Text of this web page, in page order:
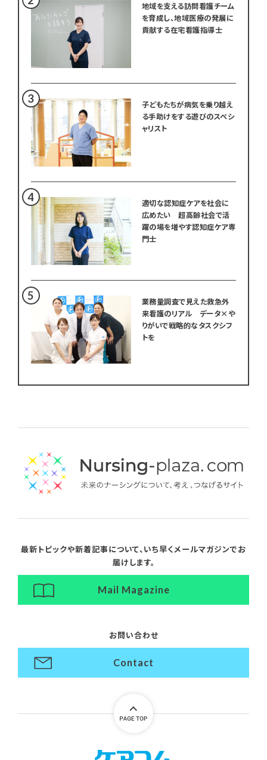
地域を支える訪問看護チーム
を育成し、地域医療の発展に
貢献する在宅看護指導士
子どもたちが病気を乗り越え
る手助けをする遊びのスペシ
ャリスト
適切な認知症ケアを社会に
広めたい 超高齢社会で活
躍の場を増やす認知症ケア専
門士
業務量調査で見えた救急外
来看護のリアル データ×や
りがいで戦略的なタスクシフ
トを
最新トピックや新着記事について、いち早くメールマガジンでお
届けします。
Mail Magazine
お問い合わせ
Contact